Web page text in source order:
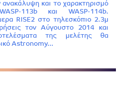
ανακάλυψη και το χαρακτηρισμό
113b και WASP-114b.
RISE2 στο τηλεσκόπιο 2.3μ
τον Αύγουστο 2014 και
της μελέτης θα
Astronomy…